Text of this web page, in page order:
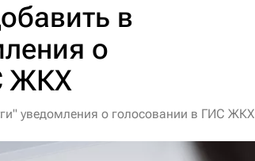
в
о
ЖКХ
уведомления о голосовании в ГИС ЖКХ